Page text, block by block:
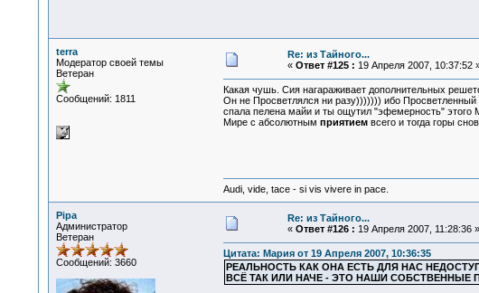
terra
Модератор своей темы
Ветеран
Сообщений: 1811
Re: из Тайного...
« Ответ #125 : 19 Апреля 2007, 10:37:52
Какая чушь. Сия нагараживает дополнительных
Он не Просветлялся ни разу))))))) ибо Просветленный
спала пелена майи и ты ощутил "эфемерность" этого
Мире с абсолютным приятиемвсего и тогда горы
Audi, vide, tace - si vis vivere in pace.
Pipa
Администратор
Ветеран
Сообщений: 3660
Re: из Тайного...
« Ответ #126 : 19 Апреля 2007, 11:28:36 »
Цитата: Мария от 19 Апреля 2007, 10:36:35
РЕАЛЬНОСТЬ КАК ОНА ЕСТЬ ДЛЯ НАС
ВСЁ ТАК ИЛИ НАЧЕ - ЭТО НАШИ